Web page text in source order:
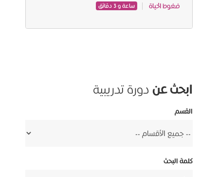
ضغوط الحياة ساعة و 3 دقائق
ابحث عن دورة تدريبية
القسم
كلمة البحث